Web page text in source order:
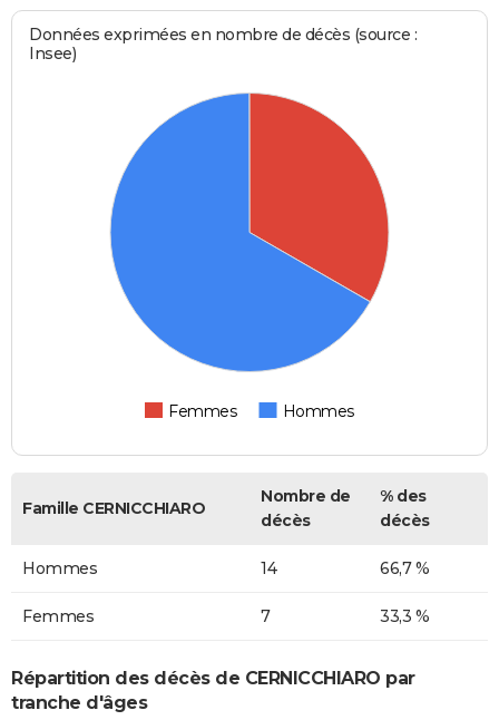
Données exprimées en nombre de décès (source :
Insee)
Femmes Hommes
Famille CERNICCHIARO
Nombre de
décès
% des
décès
Hommes 14 66,7 %
Femmes 7 33,3 %
Répartition des décès de CERNICCHIARO par
tranche d'âges